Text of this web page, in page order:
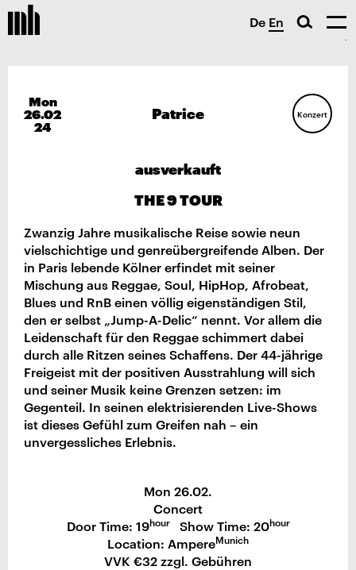
De En
Mon
26.02
24
Patrice Konzert
ausverkauft
THE 9 TOUR
Zwanzig Jahre musikalische Reise sowie neun
vielschichtige und genreübergreifende Alben. Der
in Paris lebende Kölner erfindet mit seiner
Mischung aus Reggae, Soul, HipHop, Afrobeat,
Blues und RnB einen völlig eigenständigen Stil,
den er selbst „Jump-A-Delic“ nennt. Vor allem die
Leidenschaft für den Reggae schimmert dabei
durch alle Ritzen seines Schaffens. Der 44-jährige
Freigeist mit der positiven Ausstrahlung will sich
und seiner Musik keine Grenzen setzen: im
Gegenteil. In seinen elektrisierenden Live-Shows
ist dieses Gefühl zum Greifen nah – ein
unvergessliches Erlebnis.
Mon 26.02.
Concert
Door Time: 19hourShow Time: 20hour
Location: AmpereMunich
VVK €32 zzgl. Gebühren